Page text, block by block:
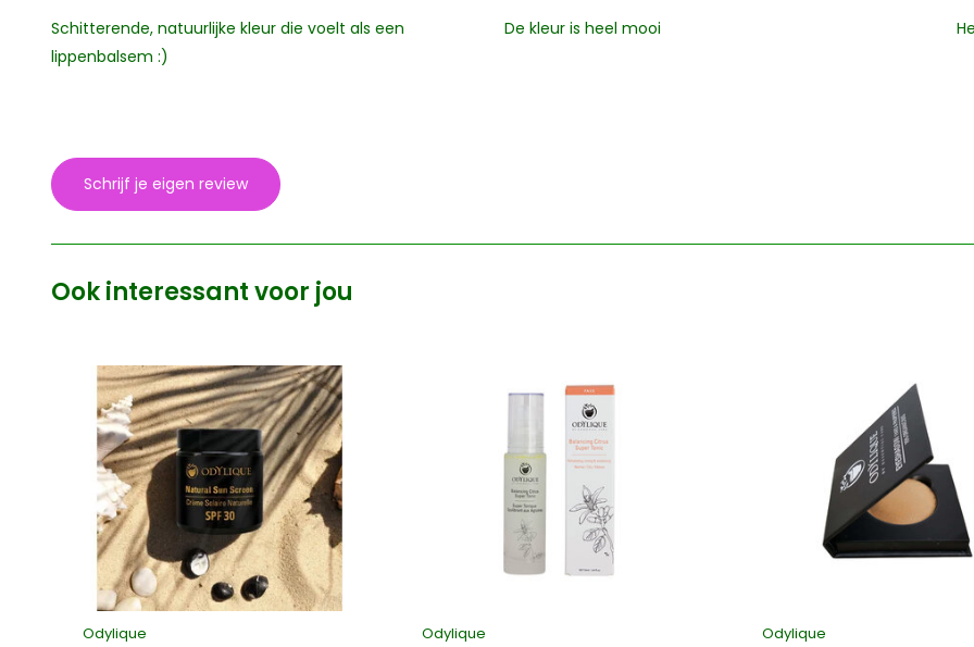
Schitterende, natuurlijke kleur die voelt als een
lippenbalsem :)
De kleur is heel mooi
Schrijf je eigen review
Ook interessant voor jou
Odylique Odylique Odylique